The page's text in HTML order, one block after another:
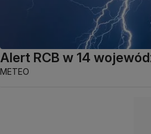
Alert RCB w 14
METEO